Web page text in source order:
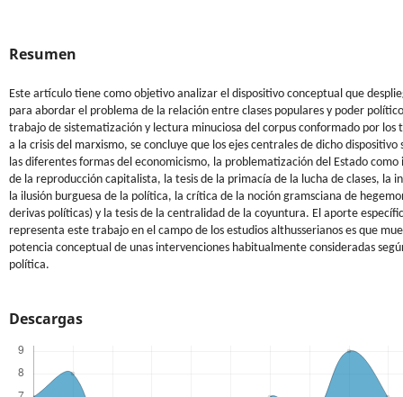
Resumen
Este artículo tiene como objetivo analizar el dispositivo conceptual que
para abordar el problema de la relación entre clases populares y poder
trabajo de sistematización y lectura minuciosa del corpus conformado por los
a la crisis del marxismo, se concluye que los ejes centrales de dicho dispositivo
las diferentes formas del economicismo, la problematización del Estado como
de la reproducción capitalista, la tesis de la primacía de la lucha de clases, la
la ilusión burguesa de la política, la crítica de la noción gramsciana de
derivas políticas) y la tesis de la centralidad de la coyuntura. El aporte
representa este trabajo en el campo de los estudios althusserianos es que
potencia conceptual de unas intervenciones habitualmente consideradas
política.
Descargas